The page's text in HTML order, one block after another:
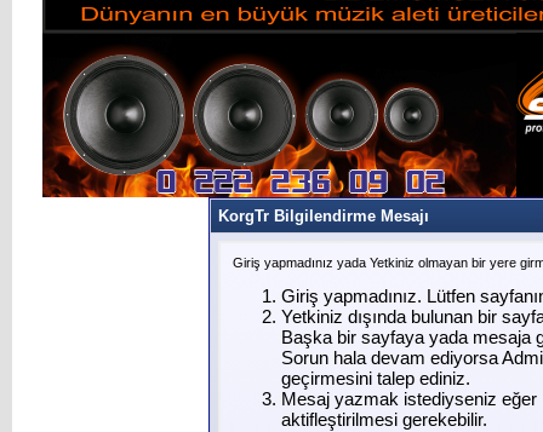
KorgTr Bilgilendirme Mesajı
Giriş yapmadınız yada Yetkiniz olmayan bir yere
Giriş yapmadınız. Lütfen
Yetkiniz dışında bulunan bir
Başka bir sayfaya yada mesaja
Sorun hala devam ediyorsa
geçirmesini talep ediniz.
Mesaj yazmak istediyseniz eğer
aktifleştirilmesi gerekebilir.